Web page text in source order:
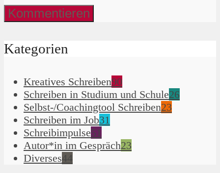
Kategorien
Kreatives Schreiben90
Schreiben in Studium und Schule26
Selbst-/Coachingtool Schreiben23
Schreiben im Job31
Schreibimpulse51
Autor*in im Gespräch23
Diverses44